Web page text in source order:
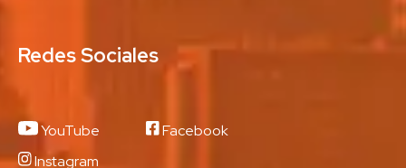
Redes Sociales
YouTube
Facebook
Instagram